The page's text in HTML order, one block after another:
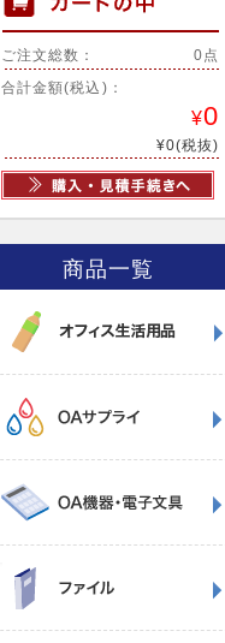
ご注文総数： 0点
合計金額(税込)：
¥0
¥0(税抜)
商品一覧